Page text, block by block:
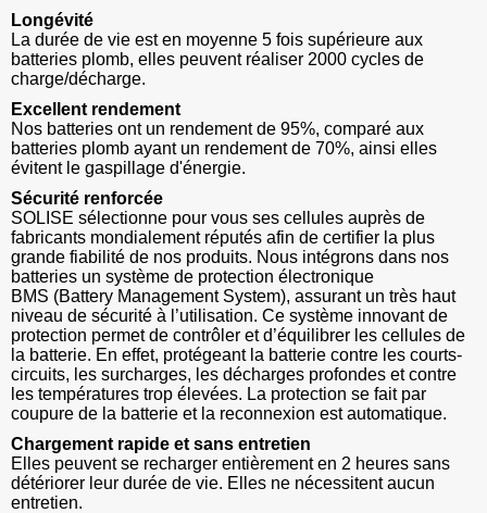
Longévité
La durée de vie est en moyenne 5 fois supérieure aux
batteries plomb, elles peuvent réaliser 2000 cycles de
charge/décharge.
Excellent rendement
Nos batteries ont un rendement de 95%, comparé aux
batteries plomb ayant un rendement de 70%, ainsi elles
évitent le gaspillage d'énergie.
Sécurité renforcée
SOLISE sélectionne pour vous ses cellules auprès de
fabricants mondialement réputés afin de certifier la plus
grande fiabilité de nos produits. Nous intégrons dans nos
batteries un système de protection électronique
BMS (Battery Management System), assurant un très haut
niveau de sécurité à l’utilisation. Ce système innovant de
protection permet de contrôler et d’équilibrer les cellules de
la batterie. En effet, protégeant la batterie contre les courts-
circuits, les surcharges, les décharges profondes et contre
les températures trop élevées. La protection se fait par
coupure de la batterie et la reconnexion est automatique.
Chargement rapide et sans entretien
Elles peuvent se recharger entièrement en 2 heures sans
détériorer leur durée de vie. Elles ne nécessitent aucun
entretien.